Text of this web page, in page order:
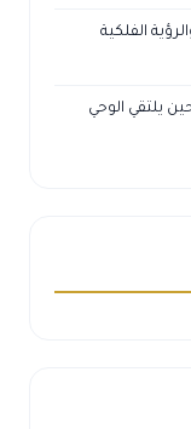
الفلكية
يلتقي الوحي